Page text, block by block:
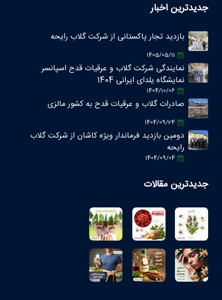
جدیدترین اخبار
بازدید تجار پاکستانی از شرکت گلاب رایحه
1405/05/11
نمایندگی شرکت گلاب و عرقیات قدح اسپانسر
نمایشگاه یلدای ایرانی 1404
1404/10/06
صادرات گلاب و عرقیات قدح به کشور مالزی
1404/09/24
دومین بازدید فرماندار ویژه کاشان از شرکت گلاب
رایحه
1404/09/04
جدیدترین مقالات